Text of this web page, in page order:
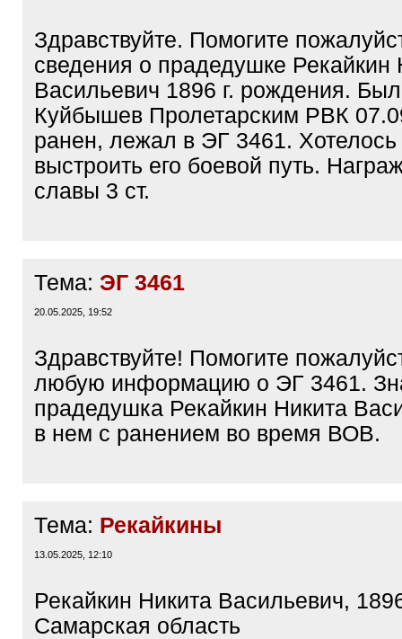
Здравствуйте. Помогите
сведения о прадедушке Рекайкин
Васильевич 1896 г. рождения. Был
Куйбышев Пролетарским РВК
ранен, лежал в ЭГ 3461.
выстроить его боевой путь.
славы 3 ст.
Тема: ЭГ 3461
20.05.2025, 19:52
Здравствуйте! Помогите
любую информацию о ЭГ 3461.
прадедушка Рекайкин Никита
в нем с ранением во время ВОВ.
Тема: Рекайкины
13.05.2025, 12:10
Рекайкин Никита Васильевич,
Самарская область